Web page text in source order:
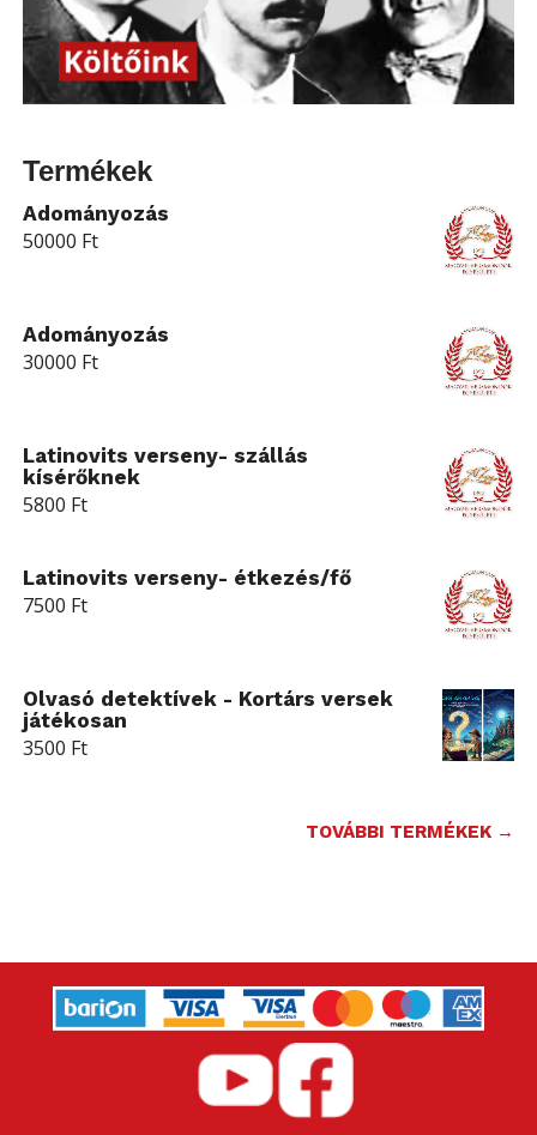
Termékek
Adományozás
50000 Ft
Adományozás
30000 Ft
Latinovits verseny- szállás
kísérőknek
5800 Ft
Latinovits verseny- étkezés/fő
7500 Ft
Olvasó detektívek - Kortárs versek
játékosan
3500 Ft
TOVÁBBI TERMÉKEK →